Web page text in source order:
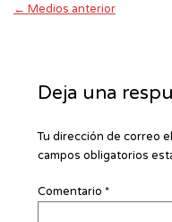
← Medios anterior
Deja una
Tu dirección de correo
campos obligatorios
Comentario *